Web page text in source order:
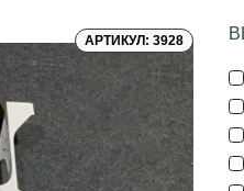
АРТИКУЛ: 3928